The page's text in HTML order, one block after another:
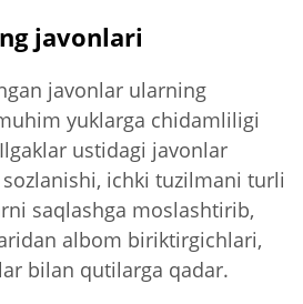
javonlari
javonlar ularning
yuklarga chidamliligi
ustidagi javonlar
ichki tuzilmani turli
saqlashga moslashtirib,
albom biriktirgichlari,
bilan qutilarga qadar.